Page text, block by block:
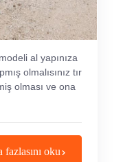
al yapınıza
olmalısınız tır
olması ve ona
fazlasını oku